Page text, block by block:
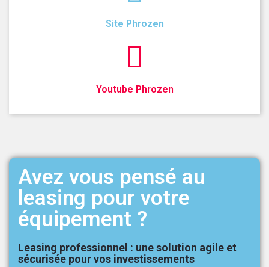
Site Phrozen
Youtube Phrozen
Avez vous pensé au
leasing pour votre
équipement ?
Leasing professionnel : une solution agile et
sécurisée pour vos investissements